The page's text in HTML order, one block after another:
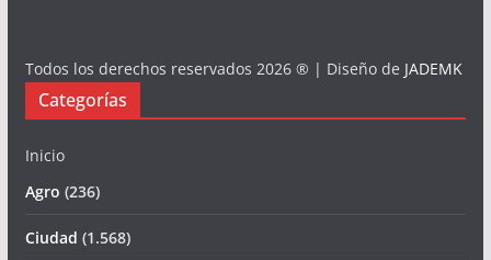
Todos los derechos reservados 2026 ® | Diseño de JADEMK
Categorías
Inicio
Agro (236)
Ciudad (1.568)